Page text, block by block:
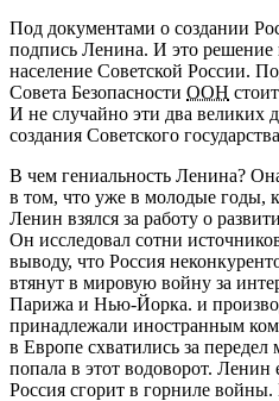
Под документами о создании
подпись Ленина. И это решение
население Советской России.
Совета Безопасности ООН
И не случайно эти два великих
создания Советского
В чем гениальность Ленина?
в том, что уже в молодые годы,
Ленин взялся за работу о
Он исследовал сотни
выводу, что Россия
втянут в мировую войну за
Парижа и Нью-Йорка. и
принадлежали иностранным
в Европе схватились за
попала в этот водоворот. Ленин
Россия сгорит в горниле